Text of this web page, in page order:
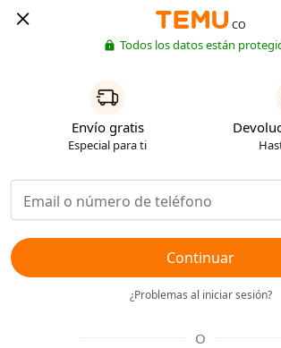
CO
Todos los datos están
Envío gratis
Especial para ti
Continuar
¿Problemas al iniciar sesión?
O